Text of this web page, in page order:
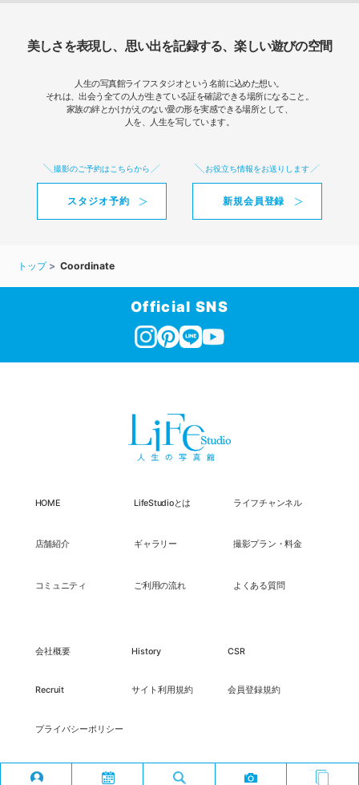
美しさを表現し、思い出を記録する、楽しい遊びの空間
人生の写真館ライフスタジオという名前に込めた想い。
それは、出会う全ての人が生きている証を確認できる場所になること。
家族の絆とかけがえのない愛の形を実感できる場所として、
人を、人生を写しています。
撮影のご予約はこちらから
スタジオ予約
お役立ち情報をお送りします
新規会員登録
トップ Coordinate
Official SNS
HOME LifeStudioとは ライフチャンネル
店舗紹介 ギャラリー 撮影プラン・料金
コミュニティ ご利用の流れ よくある質問
会社概要 History CSR
Recruit サイト利用規約 会員登録規約
プライバシーポリシー